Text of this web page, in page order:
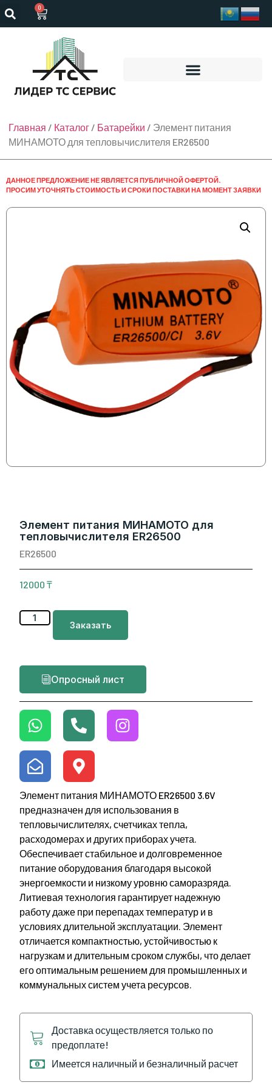
0
Главная / Каталог / Батарейки / Элемент питания
МИНАМОТО для тепловычислителя ER26500
ДАННОЕ ПРЕДЛОЖЕНИЕ НЕ ЯВЛЯЕТСЯ ПУБЛИЧНОЙ ОФЕРТОЙ.
ПРОСИМ УТОЧНЯТЬ СТОИМОСТЬ И СРОКИ ПОСТАВКИ НА МОМЕНТ ЗАЯВКИ
Элемент питания МИНАМОТО для
тепловычислителя ER26500
ER26500
12000 ₸
Заказать
Опросный лист
Элемент питания МИНАМОТО ER26500 3.6V
предназначен для использования в
тепловычислителях, счетчиках тепла,
расходомерах и других приборах учета.
Обеспечивает стабильное и долговременное
питание оборудования благодаря высокой
энергоемкости и низкому уровню саморазряда.
Литиевая технология гарантирует надежную
работу даже при перепадах температур и в
условиях длительной эксплуатации. Элемент
отличается компактностью, устойчивостью к
нагрузкам и длительным сроком службы, что делает
его оптимальным решением для промышленных и
коммунальных систем учета ресурсов.
Доставка осуществляется только по
предоплате!
Имеется наличный и безналичный расчет